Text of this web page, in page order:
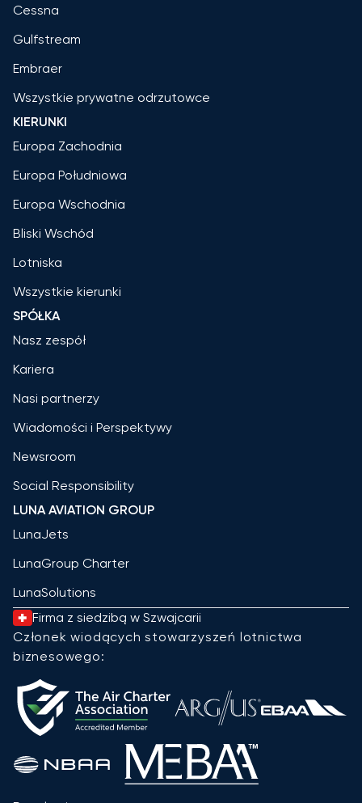
Cessna
Gulfstream
Embraer
Wszystkie prywatne odrzutowce
KIERUNKI
Europa Zachodnia
Europa Południowa
Europa Wschodnia
Bliski Wschód
Lotniska
Wszystkie kierunki
SPÓŁKA
Nasz zespół
Kariera
Nasi partnerzy
Wiadomości i Perspektywy
Newsroom
Social Responsibility
LUNA AVIATION GROUP
LunaJets
LunaGroup Charter
LunaSolutions
Firma z siedzibą w Szwajcarii
Członek wiodących stowarzyszeń lotnictwa
biznesowego: